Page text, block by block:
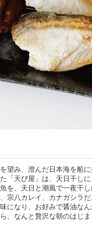
望み、澄んだ日本海を船
「天ぴ屋」は、天日干し
を、天日と潮風で一夜干
宗八カレイ、カナガシラ
になり、お好みで醤油な
、なんと贅沢な朝のはじ